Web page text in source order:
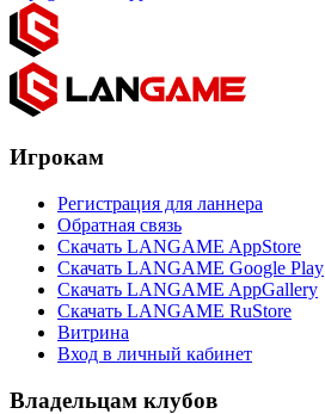
Игрокам
Регистрация для ланнера
Обратная связь
Скачать LANGAME AppStore
Скачать LANGAME Google Play
Скачать LANGAME AppGallery
Скачать LANGAME RuStore
Витрина
Вход в личный кабинет
Владельцам клубов